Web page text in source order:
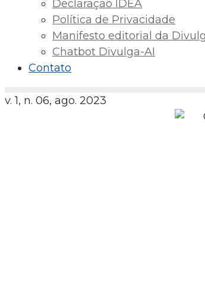
Declaração IDEA
Política de Privacidade
Manifesto editorial da
Chatbot Divulga-AI
Contato
v. 1, n. 06, ago. 2023